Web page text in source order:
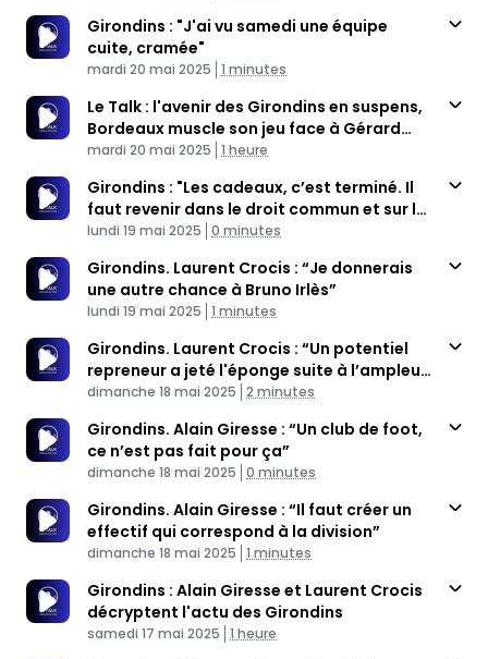
Girondins : "J'ai vu samedi une équipe
cuite, cramée"
Published At
mardi 20 mai 2025 Time
1 minutes
Le Talk : l'avenir des Girondins en suspens,
Bordeaux muscle son jeu face à Gérard
Lopez
Published At
mardi 20 mai 2025 Time
1 heure
Girondins : "Les cadeaux, c’est terminé. Il
faut revenir dans le droit commun et sur le
bon chemin"
Published At
lundi 19 mai 2025 Time
0 minutes
Girondins. Laurent Crocis : “Je donnerais
une autre chance à Bruno Irlès”
Published At
lundi 19 mai 2025 Time
1 minutes
Girondins. Laurent Crocis : “Un potentiel
repreneur a jeté l'éponge suite à l’ampleur
du ”chantier” des Girondins de Bordeaux.”
Published At
dimanche 18 mai 2025 Time
2 minutes
Girondins. Alain Giresse : “Un club de foot,
ce n’est pas fait pour ça”
Published At
dimanche 18 mai 2025 Time
0 minutes
Girondins. Alain Giresse : “Il faut créer un
effectif qui correspond à la division”
Published At
dimanche 18 mai 2025 Time
1 minutes
Girondins : Alain Giresse et Laurent Crocis
décryptent l'actu des Girondins
Published At
samedi 17 mai 2025 Time
1 heure